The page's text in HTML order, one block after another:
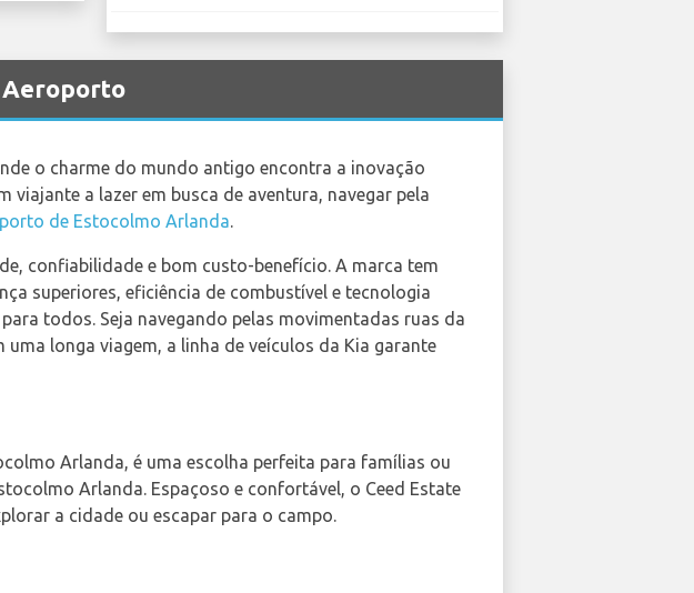
Aeroporto
o charme do mundo antigo encontra a inovação
viajante a lazer em busca de aventura, navegar pela
de Estocolmo Arlanda.
confiabilidade e bom custo-benefício. A marca tem
superiores, eficiência de combustível e tecnologia
todos. Seja navegando pelas movimentadas ruas da
longa viagem, a linha de veículos da Kia garante
Arlanda, é uma escolha perfeita para famílias ou
Arlanda. Espaçoso e confortável, o Ceed Estate
a cidade ou escapar para o campo.